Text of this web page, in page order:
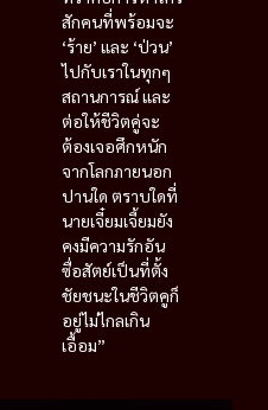
สักคนที่พร้อมจะ
‘ร้าย’ และ ‘ป่วน’
ไปกับเราในทุกๆ
สถานการณ์ และ
ต่อให้ชีวิตคู่จะ
ต้องเจอศึกหนัก
จากโลกภายนอก
ปานใด ตราบใดที่
นายเจี๋ยมเจี้ยมยัง
คงมีความรักอัน
ซื่อสัตย์เป็นที่ตั้ง
ชัยชนะในชีวิตคูก็
อยู่ไม่ไกลเกิน
เอื้อม”